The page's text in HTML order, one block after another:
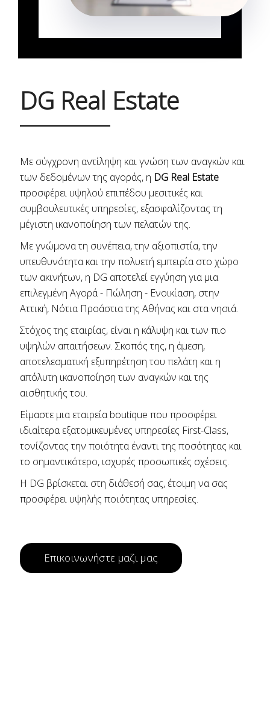
DG Real Estate
Με σύγχρονη αντίληψη και γνώση των αναγκών και
των δεδομένων της αγοράς, η DG Real Estate
προσφέρει υψηλού επιπέδου μεσιτικές και
συμβουλευτικές υπηρεσίες, εξασφαλίζοντας τη
μέγιστη ικανοποίηση των πελατών της.
Με γνώμονα τη συνέπεια, την αξιοπιστία, την
υπευθυνότητα και την πολυετή εμπειρία στο χώρο
των ακινήτων, η DG αποτελεί εγγύηση για μια
επιλεγμένη Αγορά - Πώληση - Ενοικίαση, στην
Αττική, Νότια Προάστια της Αθήνας και στα νησιά.
Στόχος της εταιρίας, είναι η κάλυψη και των πιο
υψηλών απαιτήσεων. Σκοπός της, η άμεση,
αποτελεσματική εξυπηρέτηση του πελάτη και η
απόλυτη ικανοποίηση των αναγκών και της
αισθητικής του.
Είμαστε μια εταιρεία boutique που προσφέρει
ιδιαίτερα εξατομικευμένες υπηρεσίες First-Class,
τονίζοντας την ποιότητα έναντι της ποσότητας και
το σημαντικότερο, ισχυρές προσωπικές σχέσεις.
Η DG βρίσκεται στη διάθεσή σας, έτοιμη να σας
προσφέρει υψηλής ποιότητας υπηρεσίες.
Επικοινωνήστε μαζι μας